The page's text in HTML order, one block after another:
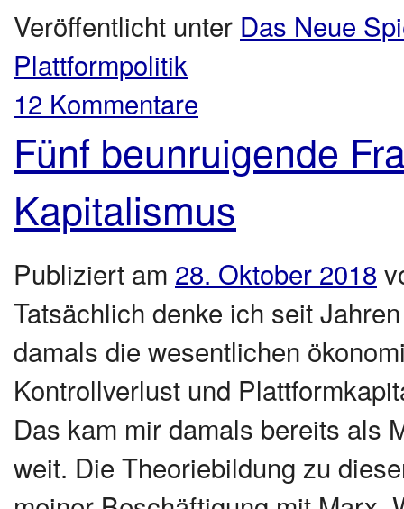
Veröffentlicht unter Das Neue
Plattformpolitik
12 Kommentare
Fünf beunruigende
Kapitalismus
Publiziert am 28. Oktober 2018
Tatsächlich denke ich seit
damals die wesentlichen
Kontrollverlust und
Das kam mir damals bereits als
weit. Die Theoriebildung zu